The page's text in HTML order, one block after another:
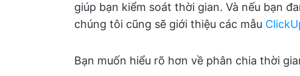
giúp bạn kiểm soát thời gian. Và nếu bạn
chúng tôi cũng sẽ giới thiệu các mẫu
Bạn muốn hiểu rõ hơn về phân chia thời